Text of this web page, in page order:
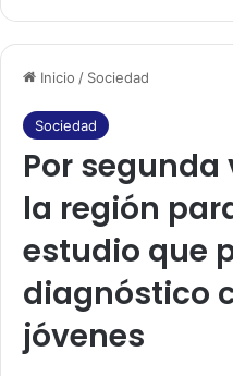
Inicio / Sociedad
Sociedad
Por segunda
la región
estudio que
diagnóstico
jóvenes